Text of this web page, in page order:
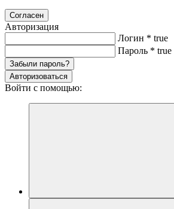
Согласен
Авторизация
Логин * true
Пароль * true
Забыли пароль?
Авторизоваться
Войти с помощью: